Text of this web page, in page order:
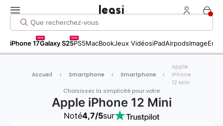
iPhone 17
new
Galaxy S25
new
PS5MacBookJeux VidéosiPadAirpodsImage
Accueil Smartphone Smartphone
Apple
iPhone
12 Mini
Choisissez la simplicité pour votre
Apple iPhone 12 Mini
Noté4,7/5sur